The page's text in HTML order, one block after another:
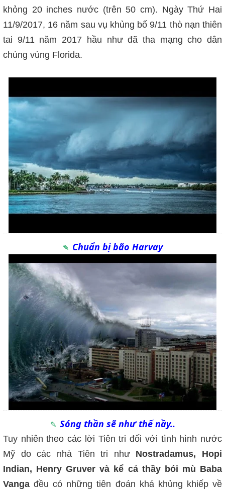
khỏng 20 inches nước (trên 50 cm). Ngày Thứ Hai
11/9/2017, 16 năm sau vụ khủng bố 9/11 thò nạn thiên
tai 9/11 năm 2017 hầu như đã tha mạng cho dân
chúng vùng Florida.
Chuẩn bị bão Harvay
Sóng thần sẽ như thế nầy..
Tuy nhiên theo các lời Tiên tri đối với tình hình nước
Mỹ do các nhà Tiên tri như Nostradamus, Hopi
Indian, Henry Gruver và kể cả thầy bói mù Baba
Vanga đều có những tiên đoán khá khủng khiếp về